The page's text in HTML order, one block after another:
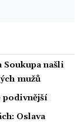
našli
mužů
podivnější
Oslava